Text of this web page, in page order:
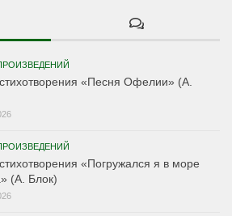
«Песня Офелии» (А.
«Погружался я в море
(А. Блок)